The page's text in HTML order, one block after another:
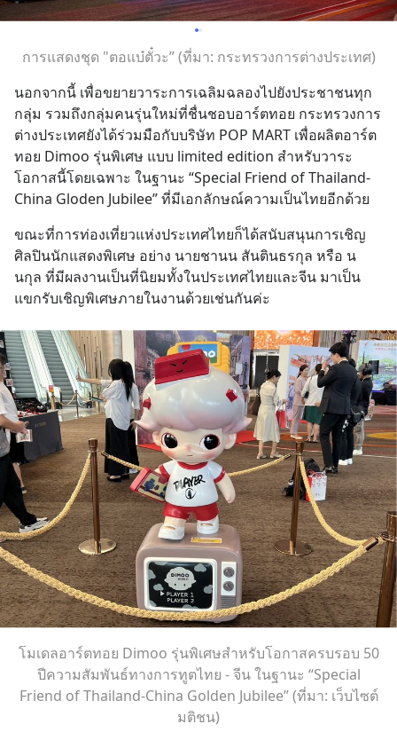
การแสดงชุด "ตอแบ๋ตั๋วะ” (ที่มา: กระทรวงการต่างประเทศ)
นอกจากนี้ เพื่อขยายวาระการเฉลิมฉลองไปยังประชาชนทุก
กลุ่ม รวมถึงกลุ่มคนรุ่นใหม่ที่ชื่นชอบอาร์ตทอย กระทรวงการ
ต่างประเทศยังได้ร่วมมือกับบริษัท POP MART เพื่อผลิตอาร์ต
ทอย Dimoo รุ่นพิเศษ แบบ limited edition สำหรับวาระ
โอกาสนี้โดยเฉพาะ ในฐานะ “Special Friend of Thailand-
China Gloden Jubilee” ที่มีเอกลักษณ์ความเป็นไทยอีกด้วย
ขณะที่การท่องเที่ยวแห่งประเทศไทยก็ได้สนับสนุนการเชิญ
ศิลปินนักแสดงพิเศษ อย่าง นายชานน สันตินธรกุล หรือ น
นกุล ที่มีผลงานเป็นที่นิยมทั้งในประเทศไทยและจีน มาเป็น
แขกรับเชิญพิเศษภายในงานด้วยเช่นกันค่ะ
โมเดลอาร์ตทอย Dimoo รุ่นพิเศษสำหรับโอกาสครบรอบ 50
ปีความสัมพันธ์ทางการทูตไทย - จีน ในฐานะ “Special
Friend of Thailand-China Golden Jubilee” (ที่มา: เว็บไซต์
มติชน)